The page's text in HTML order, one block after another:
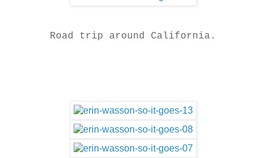
Road trip around California.